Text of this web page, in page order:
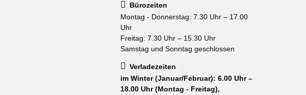
Bürozeiten
Montag - Donnerstag: 7.30 Uhr – 17.00
Uhr
Freitag: 7.30 Uhr – 15.30 Uhr
Samstag und Sonntag geschlossen
Verladezeiten
im Winter (Januar/Februar): 6.00 Uhr –
18.00 Uhr (Montag - Freitag),